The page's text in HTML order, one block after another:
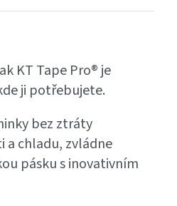
KT Tape Pro® je
ji potřebujete.
bez ztráty
a chladu, zvládne
pásku s inovativním